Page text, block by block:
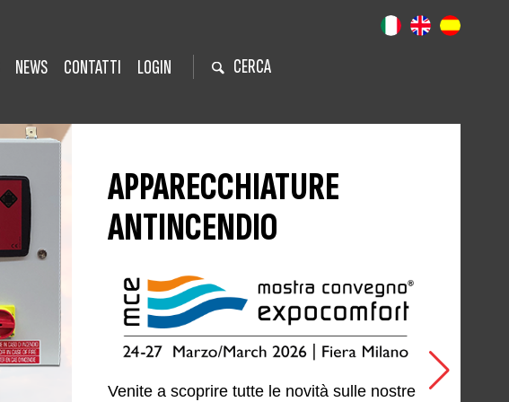
NEWS CONTATTI LOGIN CERCA
APPARECCHIATURE
ANTINCENDIO
Venite a scoprire tutte le novità sulle nostre